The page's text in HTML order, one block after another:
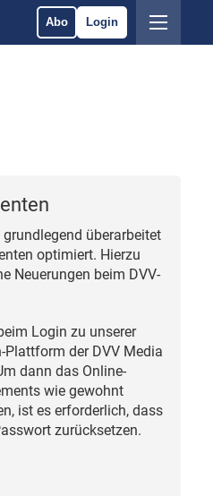
Abo Login
grundlegend überarbeitet
optimiert. Hierzu
Neuerungen beim DVV-
Login zu unserer
Plattform der DVV Media
dann das Online-
wie gewohnt
ist es erforderlich, dass
zurücksetzen.